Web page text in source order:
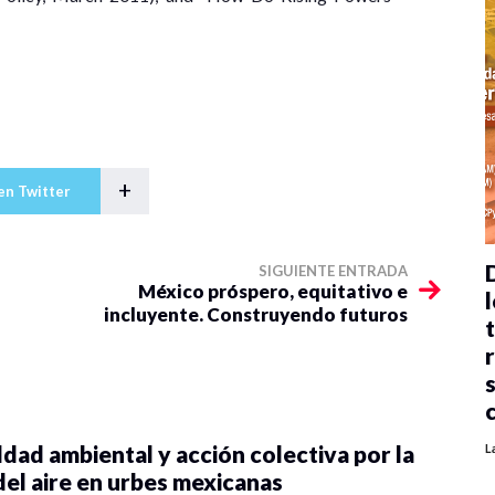
Twitter +
SIGUIENTE ENTRADA
México próspero, equitativo e
incluyente. Construyendo futuros
ambiental y acción colectiva por la
aire en urbes mexicanas